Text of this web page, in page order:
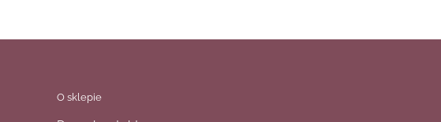
O sklepie